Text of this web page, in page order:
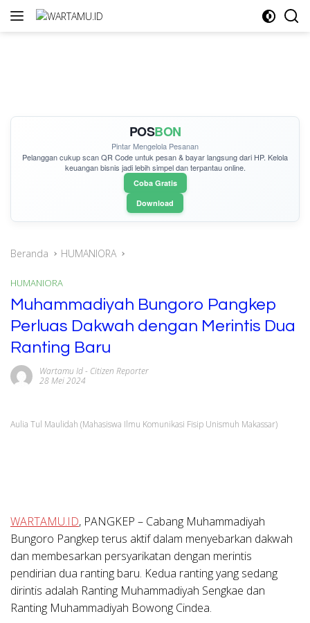
Langsung
POSBON
Pintar Mengelola Pesanan
Pelanggan cukupscan QR Codeuntuk pesan & bayar langsung dari HP. Kelola
keuangan bisnis jadi lebih simpel dan terpantau online.
Coba Gratis
Download
Beranda HUMANIORA
HUMANIORA
Muhammadiyah Bungoro Pangkep
Perluas Dakwah dengan Merintis Dua
Ranting Baru
Wartamu Id- Citizen Reporter
28 Mei 2024
Aulia Tul Maulidah (Mahasiswa Ilmu Komunikasi Fisip Unismuh Makassar)
WARTAMU.ID, PANGKEP – Cabang Muhammadiyah
Bungoro Pangkep terus aktif dalam menyebarkan dakwah
dan membesarkan persyarikatan dengan merintis
pendirian dua ranting baru. Kedua ranting yang sedang
dirintis adalah Ranting Muhammadiyah Sengkae dan
Ranting Muhammadiyah Bowong Cindea.